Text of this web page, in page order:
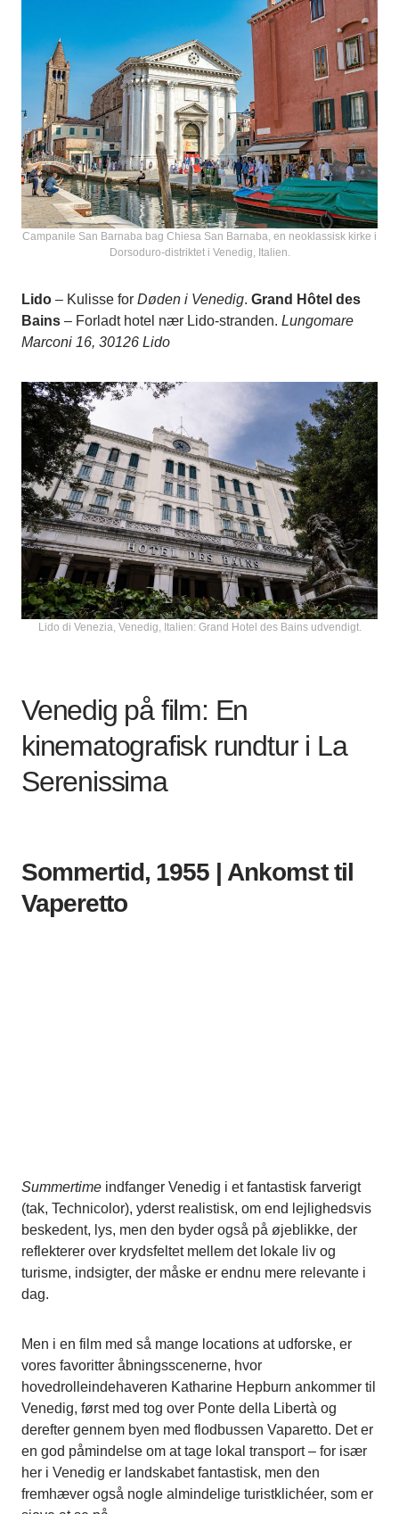
Campanile San Barnaba bag Chiesa San Barnaba, en neoklassisk kirke i
Dorsoduro-distriktet i Venedig, Italien.
Lido – Kulisse for Døden i Venedig. Grand Hôtel des
Bains – Forladt hotel nær Lido-stranden. Lungomare
Marconi 16, 30126 Lido
Lido di Venezia, Venedig, Italien: Grand Hotel des Bains udvendigt.
Venedig på film: En
kinematografisk rundtur i La
Serenissima
Sommertid, 1955 | Ankomst til
Vaperetto
Summertime indfanger Venedig i et fantastisk farverigt
(tak, Technicolor), yderst realistisk, om end lejlighedsvis
beskedent, lys, men den byder også på øjeblikke, der
reflekterer over krydsfeltet mellem det lokale liv og
turisme, indsigter, der måske er endnu mere relevante i
dag.
Men i en film med så mange locations at udforske, er
vores favoritter åbningsscenerne, hvor
hovedrolleindehaveren Katharine Hepburn ankommer til
Venedig, først med tog over Ponte della Libertà og
derefter gennem byen med flodbussen Vaparetto. Det er
en god påmindelse om at tage lokal transport – for især
her i Venedig er landskabet fantastisk, men den
fremhæver også nogle almindelige turistklichéer, som er